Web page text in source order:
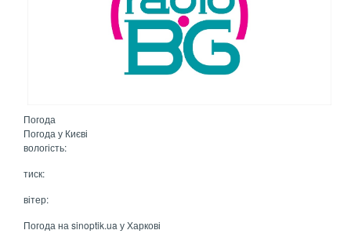
Погода
Погода у Києві
вологість:
тиск:
вітер:
Погода на sinoptik.ua у Харкові